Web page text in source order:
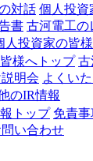
対話 個人投資
書 古河電工の
人投資家の皆
様へトップ 古
明会 よくい
のIR情報
トップ 免責
い合わせ